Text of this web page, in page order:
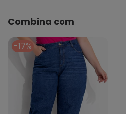
Combina com
-17%